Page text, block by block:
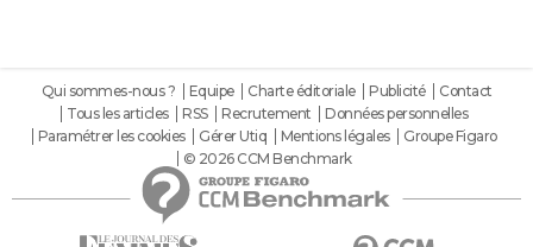
Qui sommes-nous ? Equipe Charte éditoriale Publicité
Contact
Tous les articles
RSS Recrutement
Données personnelles
Paramétrer les cookies
Gérer Utiq Mentions légales
Groupe Figaro
© 2026 CCM Benchmark